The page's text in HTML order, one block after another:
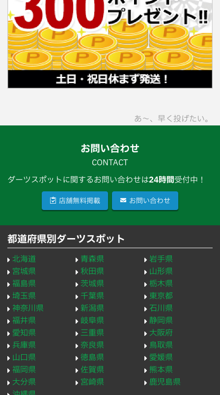
あ〜、早く投げたい。
お問い合わせ
CONTACT
ダーツスポットに関するお問い合わせは24時間受付中！
店舗無料掲載 お問い合わせ
都道府県別ダーツスポット
北海道 青森県
岩手県
宮城県
秋田県
山形県
福島県
茨城県
栃木県
埼玉県
千葉県
東京都
神奈川県
新潟県
石川県
福井県
岐阜県
静岡県
愛知県
三重県
大阪府
兵庫県
奈良県
鳥取県
山口県
徳島県
愛媛県
福岡県
佐賀県
熊本県
大分県
宮崎県
鹿児島県